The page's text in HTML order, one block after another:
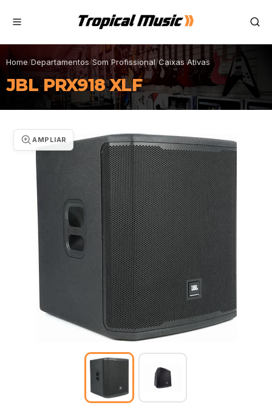
Home/Departamentos/Som Profissional/Caixas Ativas
JBL PRX918 XLF
AMPLIAR